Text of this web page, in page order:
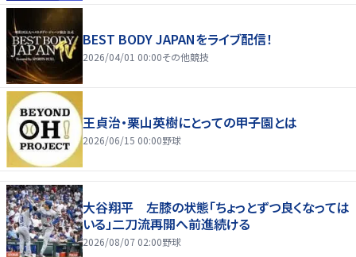
BEST BODY JAPANをライブ配信！
2026/04/01 00:00その他競技
王貞治・栗山英樹にとっての甲子園とは
2026/06/15 00:00野球
大谷翔平 左膝の状態「ちょっとずつ良くなっては
いる」二刀流再開へ前進続ける
2026/08/07 02:00野球